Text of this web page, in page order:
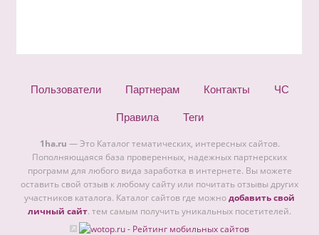
Пользователи Партнерам Контакты ЧС
Правила Теги
1ha.ru — Это Каталог тематических, интересных сайтов.
Пополняющаяся база проверенных, надежных партнерских
программ для любого вида заработка в интернете. Вы можете
оставить свой отзыв к любому сайту или почитать отзывы других
участников каталога. Каталог сайтов где можнодобавить свой
личный сайт. тем самым получить уникальных посетителей.